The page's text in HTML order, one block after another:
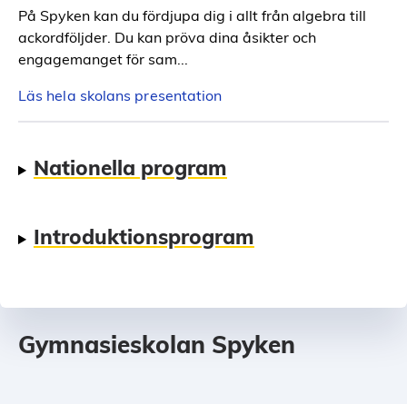
På Spyken kan du fördjupa dig i allt från algebra till
ackordföljder. Du kan pröva dina åsikter och
engagemanget för sam...
Läs hela skolans presentation
Nationella program
Introduktionsprogram
Gymnasieskolan Spyken